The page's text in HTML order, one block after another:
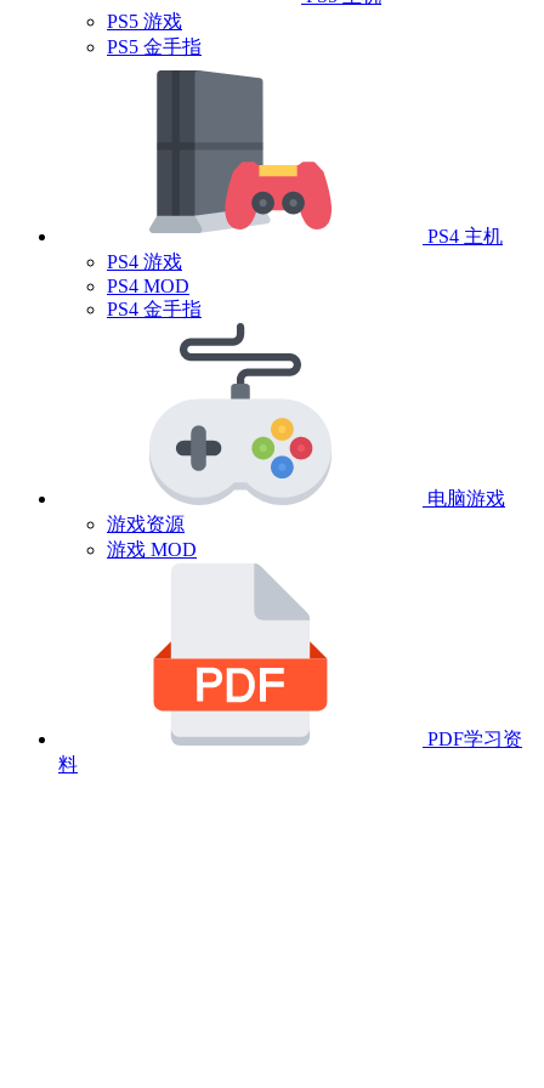
PS5 游戏
PS5 金手指
PS4 主机
PS4 游戏
PS4 MOD
PS4 金手指
电脑游戏
游戏资源
游戏 MOD
PDF学习资
料